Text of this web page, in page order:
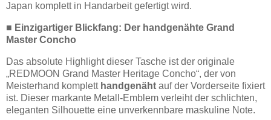
Japan komplett in Handarbeit gefertigt wird.
■ Einzigartiger Blickfang: Der handgenähte Grand
Master Concho
Das absolute Highlight dieser Tasche ist der originale
„REDMOON Grand Master Heritage Concho“, der von
Meisterhand komplett handgenäht auf der Vorderseite fixiert
ist. Dieser markante Metall-Emblem verleiht der schlichten,
eleganten Silhouette eine unverkennbare maskuline Note.